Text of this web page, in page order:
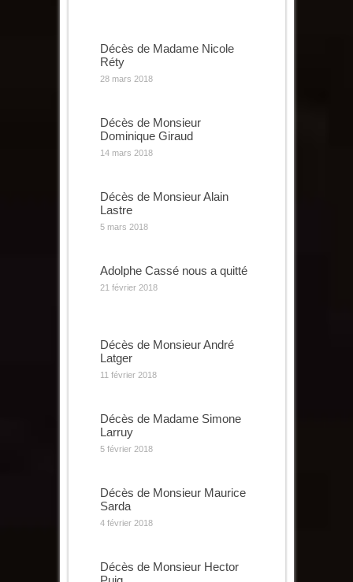
Décès de Madame Nicole
Réty
28 mars 2018
Décès de Monsieur
Dominique Giraud
14 mars 2018
Décès de Monsieur Alain
Lastre
5 mars 2018
Adolphe Cassé nous a quitté
21 février 2018
Décès de Monsieur André
Latger
11 février 2018
Décès de Madame Simone
Larruy
5 février 2018
Décès de Monsieur Maurice
Sarda
4 février 2018
Décès de Monsieur Hector